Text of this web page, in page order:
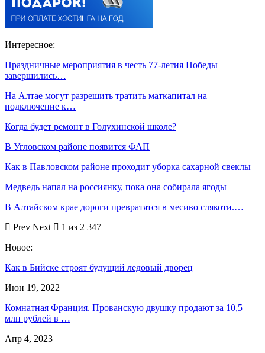
Интересное:
Праздничные мероприятия в честь 77-летия Победы
завершились…
На Алтае могут разрешить тратить маткапитал на
подключение к…
Когда будет ремонт в Голухинской школе?
В Угловском районе появится ФАП
Как в Павловском районе проходит уборка сахарной свеклы
Медведь напал на россиянку, пока она собирала ягоды
В Алтайском крае дороги превратятся в месиво слякоти.…
Prev Next
1 из 2 347
Новое:
Как в Бийске строят будущий ледовый дворец
Июн 19, 2022
Комнатная Франция. Прованскую двушку продают за 10,5
млн рублей в …
Апр 4, 2023